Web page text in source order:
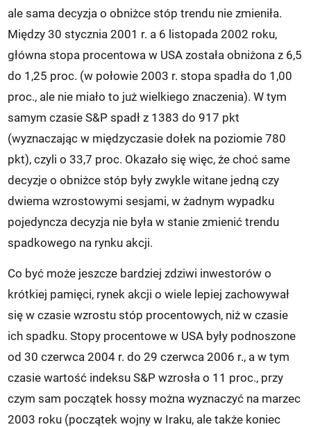
ale sama decyzja o obniżce stóp trendu nie zmieniła.
Między 30 stycznia 2001 r. a 6 listopada 2002 roku,
główna stopa procentowa w USA została obniżona z 6,5
do 1,25 proc. (w połowie 2003 r. stopa spadła do 1,00
proc., ale nie miało to już wielkiego znaczenia). W tym
samym czasie S&P spadł z 1383 do 917 pkt
(wyznaczając w międzyczasie dołek na poziomie 780
pkt), czyli o 33,7 proc. Okazało się więc, że choć same
decyzje o obniżce stóp były zwykle witane jedną czy
dwiema wzrostowymi sesjami, w żadnym wypadku
pojedyncza decyzja nie była w stanie zmienić trendu
spadkowego na rynku akcji.
Co być może jeszcze bardziej zdziwi inwestorów o
krótkiej pamięci, rynek akcji o wiele lepiej zachowywał
się w czasie wzrostu stóp procentowych, niż w czasie
ich spadku. Stopy procentowe w USA były podnoszone
od 30 czerwca 2004 r. do 29 czerwca 2006 r., a w tym
czasie wartość indeksu S&P wzrosła o 11 proc., przy
czym sam początek hossy można wyznaczyć na marzec
2003 roku (początek wojny w Iraku, ale także koniec